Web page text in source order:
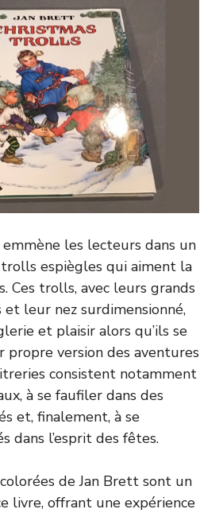
les lecteurs dans un
trolls espiègles qui aiment la
Ces trolls, avec leurs grands
et leur nez surdimensionné,
et plaisir alors qu’ils se
propre version des aventures
consistent notamment
à se faufiler dans des
et, finalement, à se
dans l’esprit des fêtes.
de Jan Brett sont un
livre, offrant une expérience